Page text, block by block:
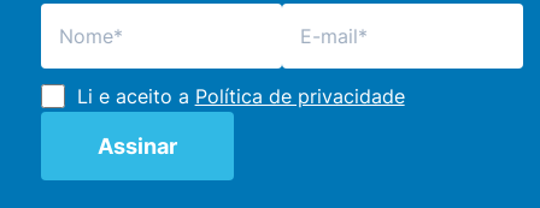
Li e aceito a Política de privacidade